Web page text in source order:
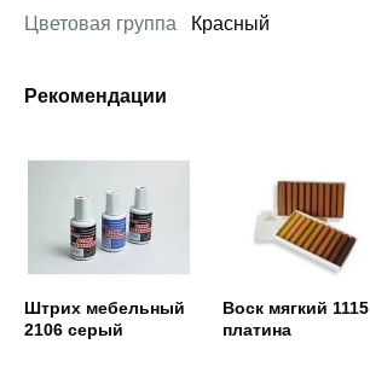
Цветовая группа
Красный
Рекомендации
Штрих мебельный
2106 серый
Воск мягкий 1115
платина